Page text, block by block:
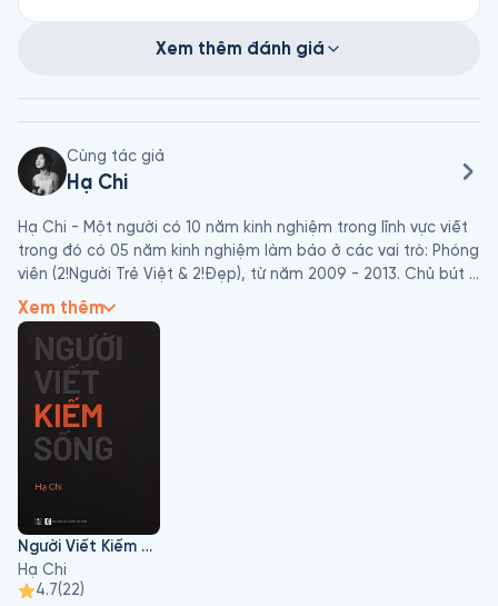
Xem thêm đánh giá
Cùng tác giả
Hạ Chi
Hạ Chi - Một người có 10 năm kinh nghiệm trong lĩnh vực viết
trong đó có 05 năm kinh nghiệm làm báo ở các vai trò: Phóng
viên (2!Người Trẻ Việt & 2!Đẹp), từ năm 2009 - 2013. Chủ bút
Đẹp Online (thuộc Đẹp Magazine), năm 2014.
Và 05 năm kinh nghiệm trong lĩnh vực viết quảng cáo: Từ năm
2014 đến 2017, Hạ Chi là Co-founder & Head of content tại
Xanh Marketing. Từ năm 2017 đến hết năm 2019, Hạ Chi đảm
nhiệm vai trò Creative Strategy Manager tại Digipencil MVV.
Hiện nay ngoài công việc trong ngành quảng cáo, Hạ Chi
được biết đến như một người viết tự do với rất nhiều bài viết
lách, sáng tạo và nhiều trải nghiệm sống thú vị trên trang viết
cá nhân: https://hachiwriter.vn/.
Sách đã xuất bản: Trung Tâm Phục Hồi Cảm Xúc Hậu Thất
Xem thêm
Người Viết Kiếm Sống
Hạ Chi
4.7(22)